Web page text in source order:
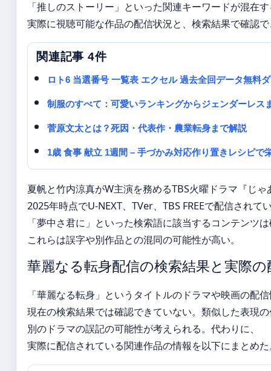
「推しのストーリー」といった関連キーワードが混在
実際に視聴可能な作品の配信状況と、検索結果で確認
関連記事 4件
ロト6 当選番号 一覧表 エクセル 過去全回データ無料
制服のすべて：可愛いランキングからジェンダーレス
菅原文太とは？死因・代表作・農業転身まで解説
1歳 食事 献立 1週間 – 手づかみ対応作り置きレシピで
夏帆と竹内涼真がW主演を務めるTBS火曜ドラマ『じ
2025年時点でU-NEXT、TVer、TBS FREEで配信され
「夢中さ君に」といった検索語に該当するコンテンツ
これらは誤字や別作品との混同の可能性が高い。
華麗なる転身配信の検索結果と実際の
「華麗なる転身」というタイトルのドラマや映画の配
現在の検索結果では確認できていない。類似した表現
別のドラマの誤記の可能性が考えられる。代わりに、
実際に配信されている関連作品の情報を以下にまとめ